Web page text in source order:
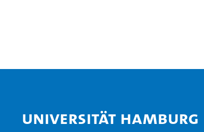
Universität Hamburg